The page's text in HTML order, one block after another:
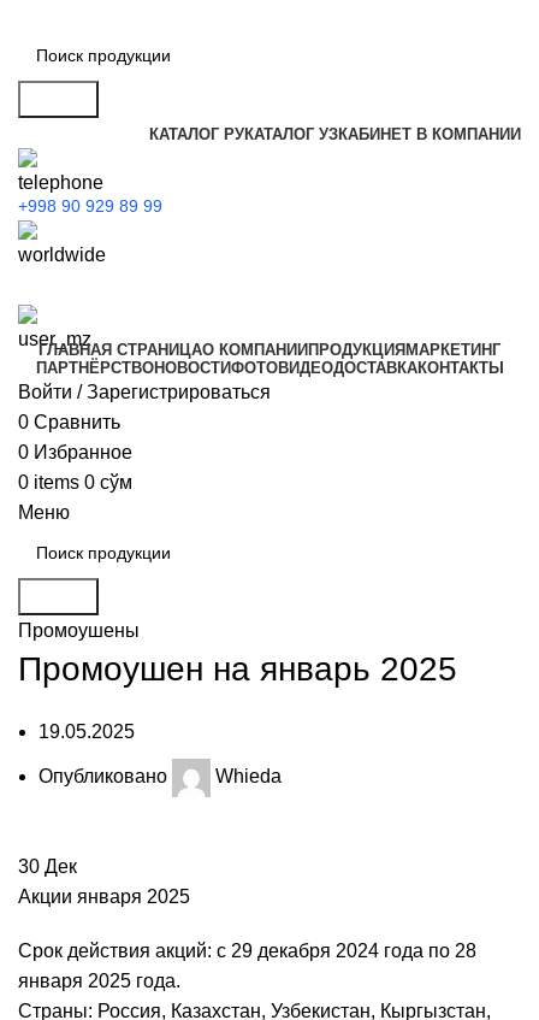
КАТАЛОГ РУКАТАЛОГ УЗКАБИНЕТ В КОМПАНИИ
+998 90 929 89 99
ГЛАВНАЯ СТРАНИЦАО КОМПАНИИ ПРОДУКЦИЯ МАРКЕТИНГ
ПАРТНЁРСТВОНОВОСТИФОТОВИДЕОДОСТАВКАКОНТАКТЫ
Войти / Зарегистрироваться
0 Сравнить
0 Избранное
0 items 0 сўм
Меню
Промоушены
Промоушен на январь 2025
19.05.2025
Опубликовано Whieda
30 Дек
Акции января 2025
Срок действия акций: с 29 декабря 2024 года по 28
января 2025 года.
Страны: Россия, Казахстан, Узбекистан, Кыргызстан,